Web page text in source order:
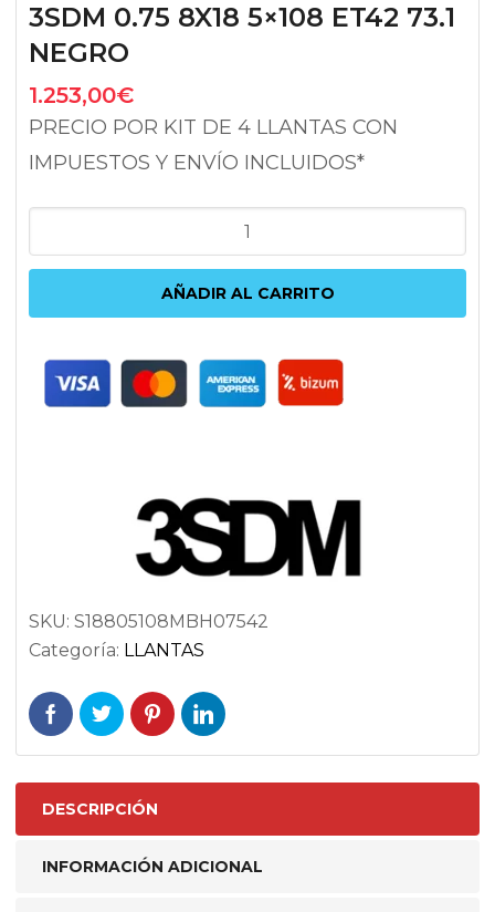
3SDM 0.75 8X18 5×108 ET42 73.1
NEGRO
1.253,00€
PRECIO POR KIT DE 4 LLANTAS CON
IMPUESTOS Y ENVÍO INCLUIDOS*
0.75
5x108
73.1
NEGRO
AÑADIR AL CARRITO
SKU: S18805108MBH07542
Categoría: LLANTAS
DESCRIPCIÓN
INFORMACIÓN ADICIONAL